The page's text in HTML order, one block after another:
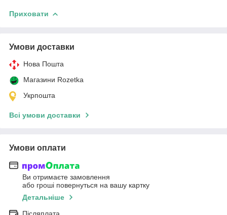
Приховати
Умови доставки
Нова Пошта
Магазини Rozetka
Укрпошта
Всі умови доставки
Умови оплати
Ви отримаєте замовлення
або гроші повернуться на вашу картку
Детальніше